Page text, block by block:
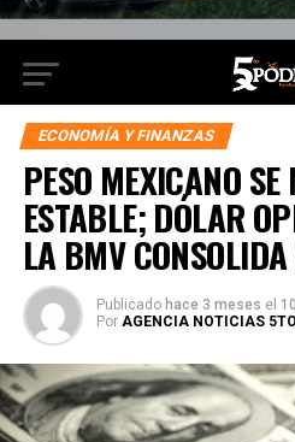
ECONOMÍA Y FINANZAS
PESO MEXICANO
ESTABLE; DÓLAR
LA BMV
Publicado hace 3 meses el
Por AGENCIA NOTICIAS